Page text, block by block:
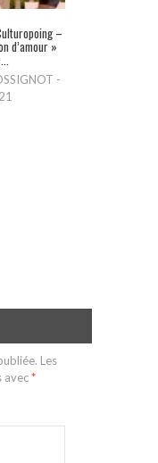
–
d’amour »
-
Les
avec*